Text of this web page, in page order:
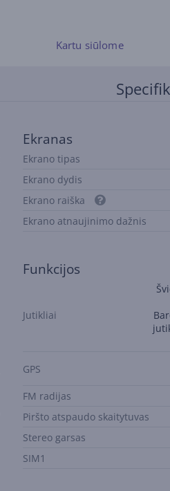
Kartu siūlome
Ekranas
Ekrano tipas
Ekrano dydis
Ekrano raiška
Ekrano atnaujinimo dažnis
Funkcijos
Jutikliai
GPS
FM radijas
Piršto atspaudo skaitytuvas
Stereo garsas
SIM1